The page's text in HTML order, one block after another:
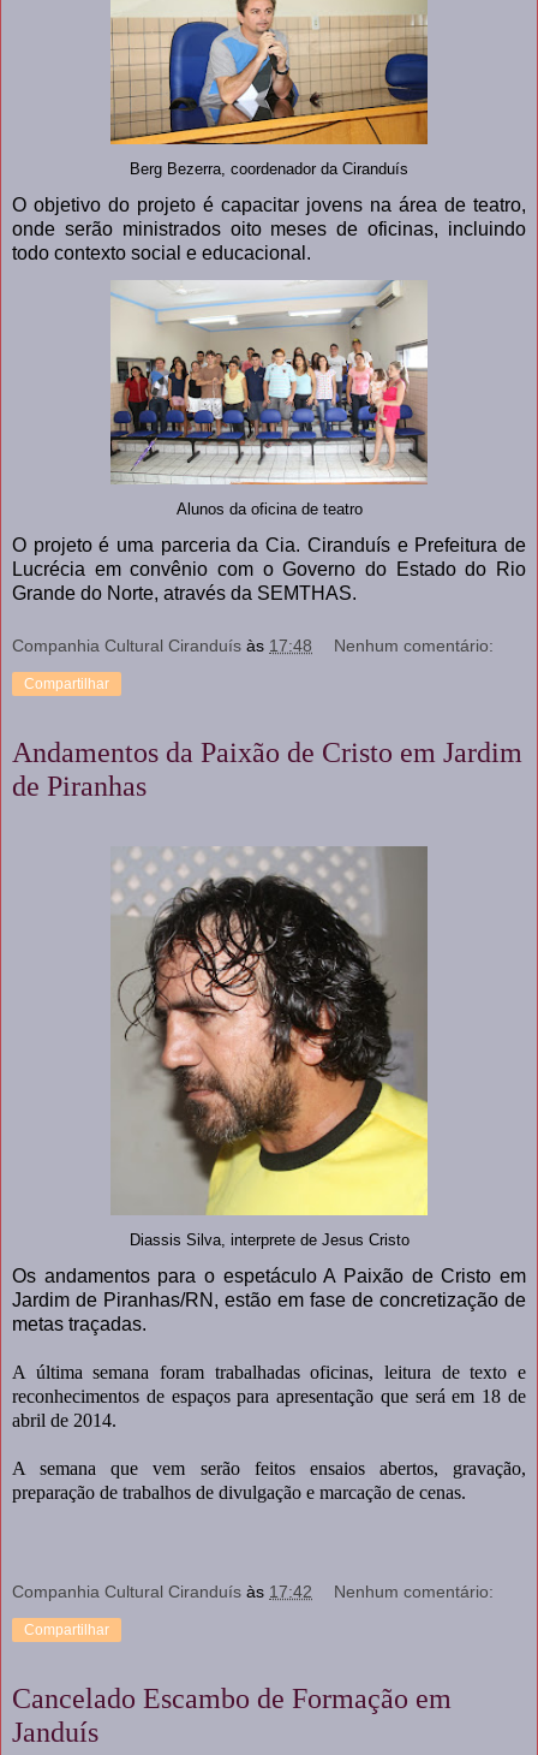
Berg Bezerra, coordenador da Ciranduís
O objetivo do projeto é capacitar jovens na área de teatro,
onde serão ministrados oito meses de oficinas, incluindo
todo contexto social e educacional.
Alunos da oficina de teatro
O projeto é uma parceria da Cia. Ciranduís e Prefeitura de
Lucrécia em convênio com o Governo do Estado do Rio
Grande do Norte, através da SEMTHAS.
Companhia Cultural Ciranduís às 17:48 Nenhum comentário:
Compartilhar
Andamentos da Paixão de Cristo em Jardim
de Piranhas
Diassis Silva, interprete de Jesus Cristo
Os andamentos para o espetáculo A Paixão de Cristo em
Jardim de Piranhas/RN, estão em fase de concretização de
metas traçadas.
A última semana foram trabalhadas oficinas, leitura de texto e
reconhecimentos de espaços para apresentação que será em 18 de
abril de 2014.
A semana que vem serão feitos ensaios abertos, gravação,
preparação de trabalhos de divulgação e marcação de cenas.
Companhia Cultural Ciranduís às 17:42 Nenhum comentário:
Compartilhar
Cancelado Escambo de Formação em
Janduís